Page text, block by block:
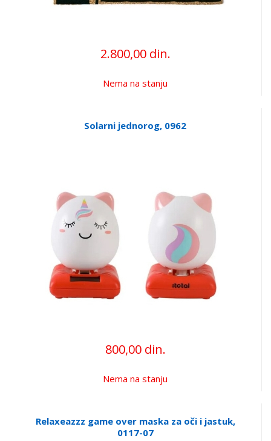
2.800,00 din.
Nema na stanju
Solarni jednorog, 0962
800,00 din.
Nema na stanju
Relaxeazzz game over maska za oči i jastuk,
0117-07